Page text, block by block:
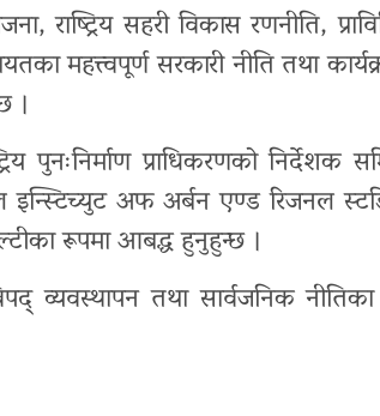
राष्ट्रिय सहरी विकास रणनीति,
महत्त्वपूर्ण सरकारी नीति तथा
।
पुनःनिर्माण प्राधिकरणको निर्देशक
अफ अर्बन एण्ड रिजनल
रूपमा आबद्ध हुनुहुन्छ ।
व्यवस्थापन तथा सार्वजनिक